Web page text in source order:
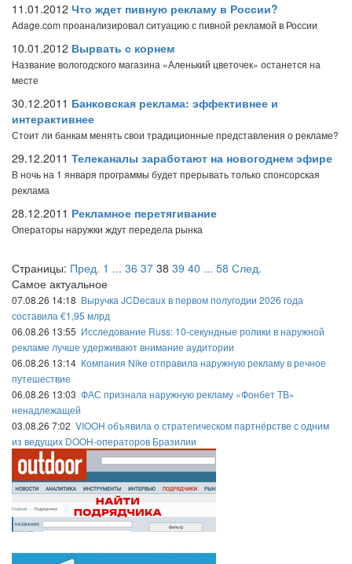
11.01.2012 Что ждет пивную рекламу в России?
Adage.com проанализировал ситуацию с пивной рекламой в России
10.01.2012 Вырвать с корнем
Название вологодского магазина «Аленький цветочек» останется на
месте
30.12.2011 Банковская реклама: эффективнее и
интерактивнее
Стоит ли банкам менять свои традиционные представления о рекламе?
29.12.2011 Телеканалы заработают на новогоднем эфире
В ночь на 1 января программы будет прерывать только спонсорская
реклама
28.12.2011 Рекламное перетягивание
Операторы наружки ждут передела рынка
Страницы: Пред. 1 ... 36 37 38 39 40 ... 58 След.
Самое актуальное
07.08.26 14:18 Выручка JCDecaux в первом полугодии 2026 года
составила €1,95 млрд
06.08.26 13:55 Исследование Russ: 10-секундные ролики в наружной
рекламе лучше удерживают внимание аудитории
06.08.26 13:14 Компания Nike отправила наружную рекламу в речное
путешествие
06.08.26 13:03 ФАС признала наружную рекламу «Фонбет ТВ»
ненадлежащей
03.08.26 7:02 VIOOH объявила о стратегическом партнёрстве с одним
из ведущих DOOH-операторов Бразилии